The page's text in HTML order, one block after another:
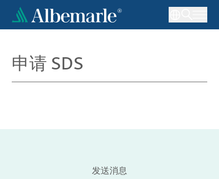
到
申请 SDS
发送消息